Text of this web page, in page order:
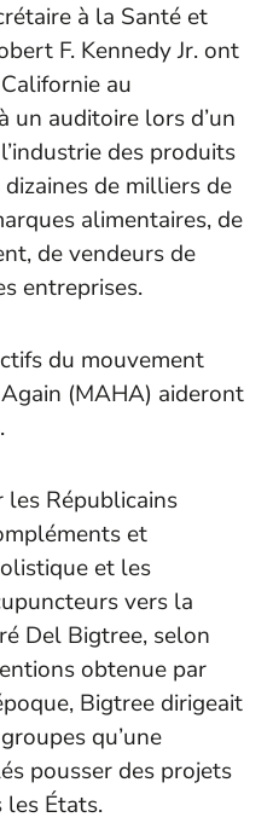
à la Santé et
F. Kennedy Jr. ont
au
un auditoire lors d’un
des produits
de milliers de
alimentaires, de
de vendeurs de
entreprises.
du mouvement
(MAHA) aideront
les Républicains
et
et les
vers la
Del Bigtree, selon
obtenue par
Bigtree dirigeait
qu’une
pousser des projets
les États.